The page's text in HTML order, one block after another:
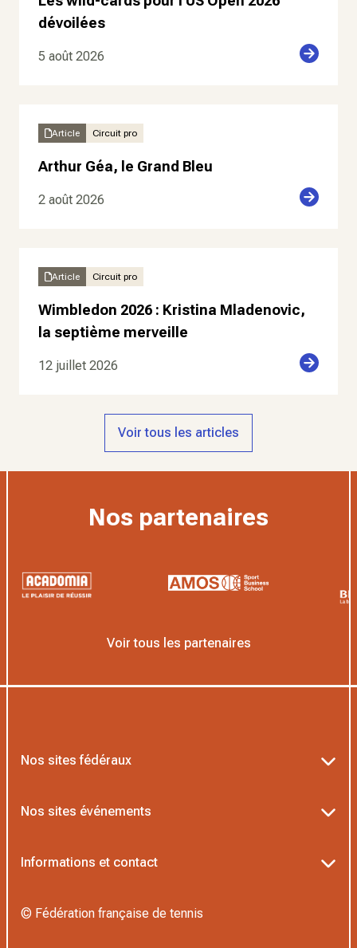
dévoilées
5 août 2026
Article Circuit pro
Arthur Géa, le Grand Bleu
2 août 2026
Article Circuit pro
Wimbledon 2026 : Kristina Mladenovic,
la septième merveille
12 juillet 2026
Voir tous les articles
Nos partenaires
Voir tous les partenaires
Nos sites fédéraux
L’Institut Formation Tennis
Nos sites événements
Informations et contact
© Fédération française de tennis